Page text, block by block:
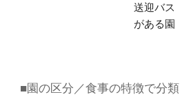
送迎バス
がある園
■園の区分／食事の特徴で分類